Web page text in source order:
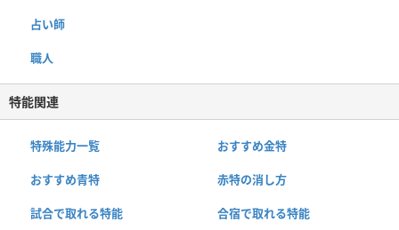
占い師
職人
特能関連
特殊能力一覧 おすすめ金特
おすすめ青特 赤特の消し方
試合で取れる特能 合宿で取れる特能